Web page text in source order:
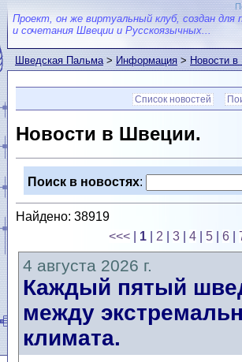
Проект, он же виртуальный клуб, создан для
и сочетания Швеции и Русскоязычных...
Шведская Пальма>Информация>Новости
Список новостей
Новости в Швеции.
Поиск в новостях:
Найдено: 38919
<<<
1 2 3 4 5 6
4 августа 2026 г.
Каждый пятый
между
климата.